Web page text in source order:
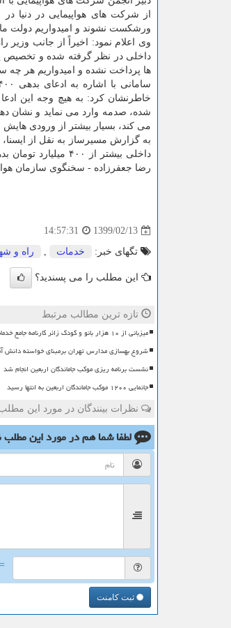
از شرکت های هواپیمایی در دنیا در
ورشکست نشوند و امیدواریم دولت ما
داخلی در نظر گرفته شده و تخصیص
ها پرداخت نشده و امیدواریم هر چه
خاطرنشان کرد: به هیچ وجه این
شده، صدمه وارد می نماید و نشان
می کند، بسیار بیشتر از ورودی
به گزارش مسیرساز به نقل از
داخلی بیشتر از
رضا جعفرزاده - سخنگوی سازمان
1399/02/13
14:57:31
تگهای خبر: خدمات , راه و
این مطلب را می پسندید؟
تازه ترین مطالب مرتبط
میزبانی از ۱۰ هزار بانو و کودک زائر کارنامه جامع خدمات قرارگاه زینبیه
شروع بهسازی مدارس تهران برمبنای خواسته دانش
نشست برنامه ریزی موکب جاماندگان اربعین انجام شد
جانمایی ۱۲۰۰ موکب جاماندگان اربعین به انتها رسید
نظرات بینندگان در مورد این
لطفا شما همدر مورد این مطلب
= ۴ بعلاوه ۵
ثبت کامنت